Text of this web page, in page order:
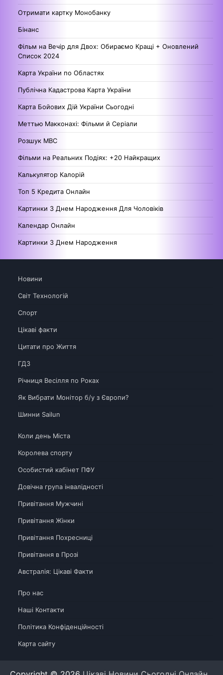
Отримати картку Монобанку
Бінанс
Фільм на Вечір для Двох: Обираємо Кращі + Оновлений
Список 2024
Карта України по Областях
Публічна Кадастрова Карта України
Карта Бойових Дій України Сьогодні
Меттью Макконахі: Фільми й Серіали
Розшук МВС
Фільми на Реальних Подіях: +20 Найкращих
Калькулятор Калорій
Топ 5 Кредита Онлайн
Картинки З Днем Народження Для Чоловіків
Календар Онлайн
Картинки З Днем Народження
Новини
Світ Технологій
Спорт
Цікаві факти
Цитати про Життя
ГДЗ
Річниця Весілля по Роках
Як Вибрати Монітор б/у з Європи?
Шинни Sailun
Коли день Міста
Королева спорту
Особистий кабінет ПФУ
Довічна група інвалідності
Привітання Мужчині
Привітання Жінки
Привітання Похресниці
Привітання в Прозі
Австралія: Цікаві Факти
Про нас
Наші Контакти
Політика Конфіденційності
Карта сайту